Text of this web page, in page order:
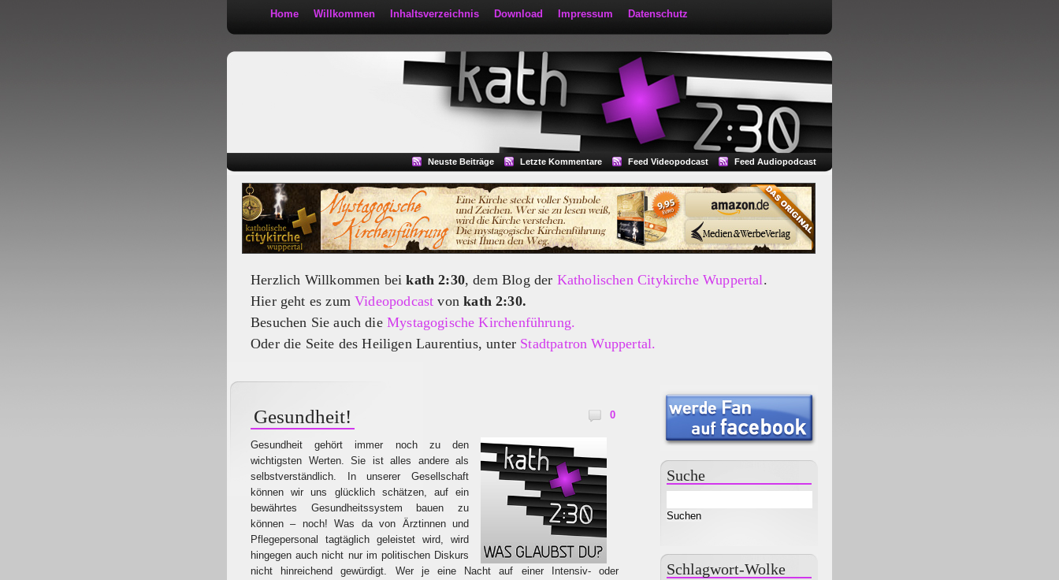
Home Willkommen Inhaltsverzeichnis Download Impressum Datenschutz
Neuste Beiträge Letzte Kommentare Feed Videopodcast Feed Audiopodcast
Herzlich Willkommen beikath 2:30, dem Blog der Katholischen Citykirche Wuppertal.
Hier geht es zumVideopodcast vonkath 2:30.
Besuchen Sie auch die Mystagogische Kirchenführung.
Oder die Seite des Heiligen Laurentius, unter Stadtpatron Wuppertal.
Gesundheit! 0
Gesundheit gehört immer noch zu den
wichtigsten Werten. Sie ist alles andere als
selbstverständlich. In unserer Gesellschaft
können wir uns glücklich schätzen, auf ein
bewährtes Gesundheitssystem bauen zu
können – noch! Was da von Ärztinnen und
Pflegepersonal tagtäglich geleistet wird, wird
hingegen auch nicht nur im politischen Diskurs
nicht hinreichend gewürdigt. Wer je eine Nacht auf einer Intensiv- oder
Suche
Schlagwort-Wolke